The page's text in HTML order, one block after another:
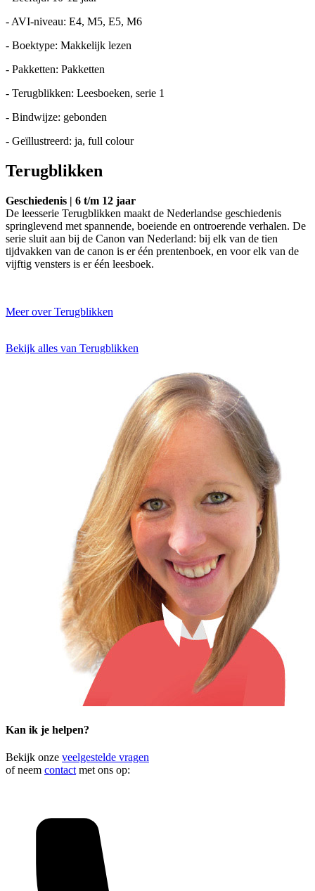
- AVI-niveau: E4, M5, E5, M6
- Boektype: Makkelijk lezen
- Pakketten: Pakketten
- Terugblikken: Leesboeken, serie 1
- Bindwijze: gebonden
- Geïllustreerd: ja, full colour
Terugblikken
Geschiedenis | 6 t/m 12 jaar
De leesserie Terugblikken maakt de Nederlandse geschiedenis
springlevend met spannende, boeiende en ontroerende verhalen. De
serie sluit aan bij de Canon van Nederland: bij elk van de tien
tijdvakken van de canon is er één prentenboek, en voor elk van de
vijftig vensters is er één leesboek.
Meer over Terugblikken
Bekijk alles van Terugblikken
Kan ik je helpen?
Bekijk onze veelgestelde vragen
of neem contact met ons op: